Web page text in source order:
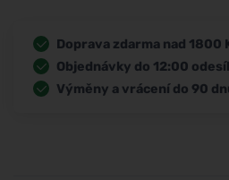
Doprava zdarma nad 1800
Objednávky do 12:00
Výměny a vrácení do 90